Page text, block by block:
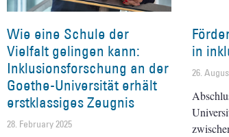
Wie eine Schule der
Vielfalt gelingen kann:
Inklusionsforschung an der
Goethe-Universität erhält
erstklassiges Zeugnis
28. February 2025
in
26.